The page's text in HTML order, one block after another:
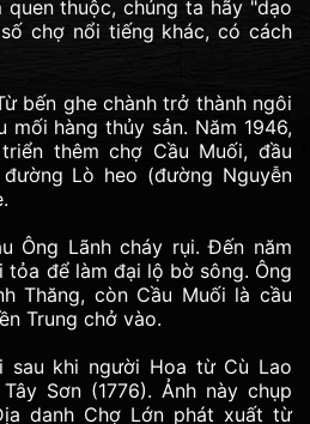
thuộc, chúng ta hãy "dạo
chợ nổi tiếng khác, có cách
bến ghe chành trở thành ngôi
mối hàng thủy sản. Năm 1946,
thêm chợ Cầu Muối, đầu
Lò heo (đường Nguyễn
Ông Lãnh cháy rụi. Đến năm
tỏa để làm đại lộ bờ sông. Ông
Thăng, còn Cầu Muối là cầu
Trung chở vào.
sau khi người Hoa từ Cù Lao
Sơn (1776). Ảnh này chụp
danh Chợ Lớn phát xuất từ